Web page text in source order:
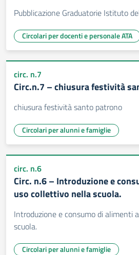
Pubblicazione Graduatorie Istituto
Circolari per docenti e personale ATA
circ. n.7
Circ.n.7 – chiusura festività
chiusura festività santo patrono
Circolari per alunni e famiglie
circ. n.6
Circ. n.6 – Introduzione e
uso collettivo nella scuola.
Introduzione e consumo di alimenti
scuola.
Circolari per alunni e famiglie